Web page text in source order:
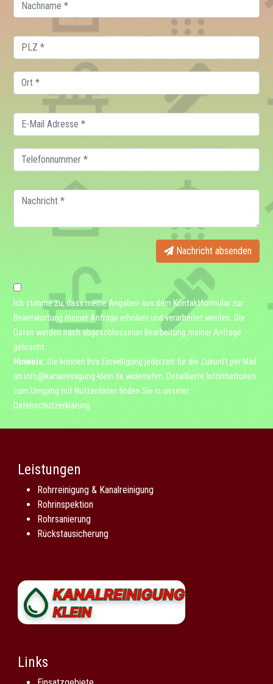
Nachricht absenden
Ich stimme zu, dass meine Angaben aus dem Kontaktformular zur
Beantwortung meiner Anfrage erhoben und verarbeitet werden. Die
Daten werden nach abgeschlossener Bearbeitung meiner Anfrage
gelöscht.
Hinweis: Sie können Ihre Einwilligung jederzeit für die Zukunft per Mail
an info@kanalreinigung-klein.de widerrufen. Detaillierte Informationen
zum Umgang mit Nutzerdaten finden Sie in unserer
Datenschutzerklärung.
Leistungen
Rohrreinigung & Kanalreinigung
Rohrinspektion
Rohrsanierung
Rückstausicherung
Links